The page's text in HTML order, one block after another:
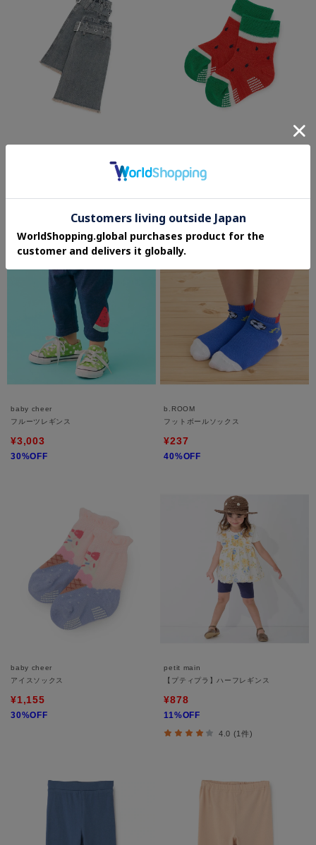
50%OFF
¥1,155
30%OFF
baby cheer
フルーツレギンス
¥3,003
30%OFF
b.ROOM
フットボールソックス
¥237
40%OFF
baby cheer
アイスソックス
¥1,155
30%OFF
petit main
【プティプラ】ハーフレギンス
¥878
11%OFF
4.0 (1件)